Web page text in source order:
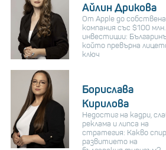
Айлин Дрикова
От Apple до собствена
компания със $100 млн.
инвестиции:
който превърна
ключ
Борислава
Кирилова
Недостиг на кадри,
реклама и липса на
стратегия: Какво
развитието на